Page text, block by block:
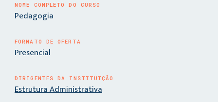
NOME COMPLETO DO CURSO
Pedagogia
FORMATO DE OFERTA
Presencial
DIRIGENTES DA INSTITUIÇÃO
Estrutura Administrativa